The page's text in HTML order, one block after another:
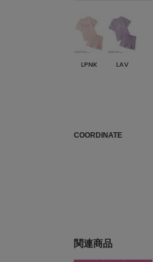
LPNK LAV
COORDINATE
関連商品